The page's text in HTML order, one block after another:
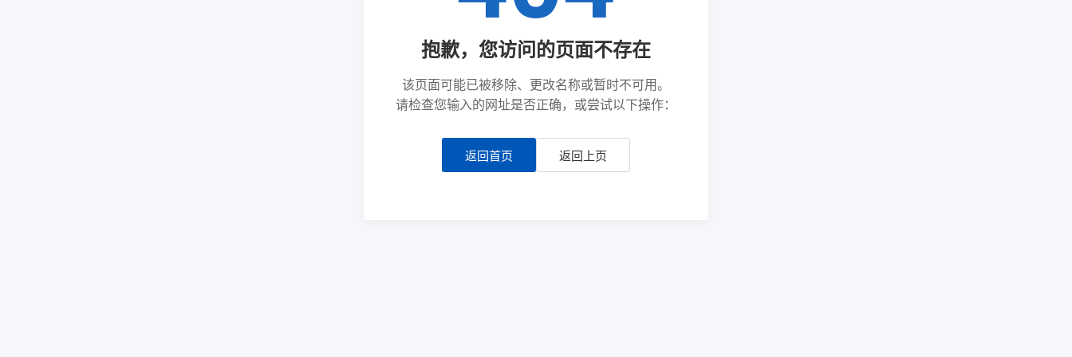
抱歉，您访问的页面不存在
该页面可能已被移除、更改名称或暂时不可用。
请检查您输入的网址是否正确，或尝试以下操作：
返回首页 返回上页